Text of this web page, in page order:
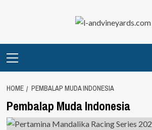
Menu
HOME PEMBALAP MUDA INDONESIA
Pembalap Muda Indonesia